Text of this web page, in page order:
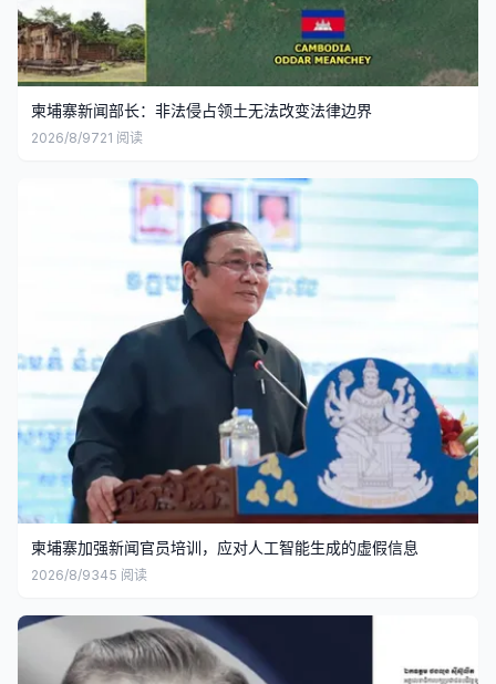
柬埔寨新闻部长：非法侵占领土无法改变法律边界
2026/8/9721 阅读
柬埔寨加强新闻官员培训，应对人工智能生成的虚假信息
2026/8/9345 阅读